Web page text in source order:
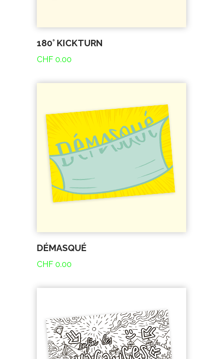
180° KICKTURN
CHF 0.00
DÉMASQUÉ
CHF 0.00